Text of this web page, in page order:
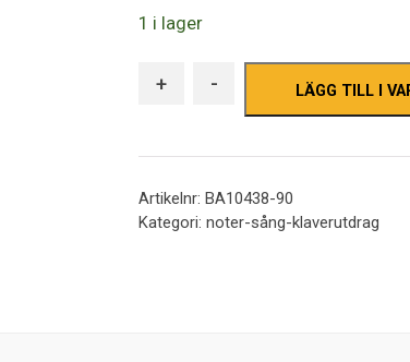
885,00 kr.
1 i lager
+ - LÄGG TILL I
Artikelnr:BA10438-90
Kategori:noter-sång-klaverutdrag